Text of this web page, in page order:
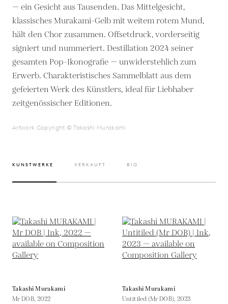
— ein Gesicht aus Tausenden. Das Mittelgesicht,
klassisches Murakami-Gelb mit weitem rotem Mund,
hält den Chor zusammen. Offsetdruck, vorderseitig
signiert und nummeriert. Destillation 2024 seiner
gesamten Pop-Ikonografie — unwiderstehlich zum
Erwerb. Charakteristisches Sammelblatt aus dem
gefeierten Werk des Künstlers, ideal für Liebhaber
zeitgenössischer Editionen.
Artwork Copyright © Takashi Murakami
KUNSTWERKE VERKAUFT BIO
Takashi Murakami
Mr DOB, 2022
Takashi Murakami
Untitiled (Mr DOB), 2023